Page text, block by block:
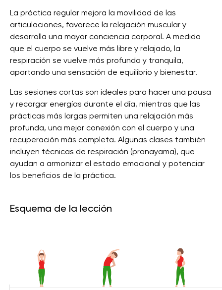
La práctica regular mejora la movilidad de las
articulaciones, favorece la relajación muscular y
desarrolla una mayor conciencia corporal. A medida
que el cuerpo se vuelve más libre y relajado, la
respiración se vuelve más profunda y tranquila,
aportando una sensación de equilibrio y bienestar.
Las sesiones cortas son ideales para hacer una pausa
y recargar energías durante el día, mientras que las
prácticas más largas permiten una relajación más
profunda, una mejor conexión con el cuerpo y una
recuperación más completa. Algunas clases también
incluyen técnicas de respiración (pranayama), que
ayudan a armonizar el estado emocional y potenciar
los beneficios de la práctica.
Esquema de la lección